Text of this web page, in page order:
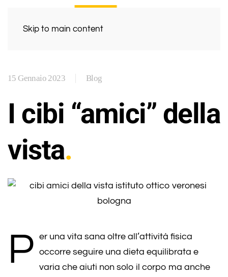
Skip to main content
15 Gennaio 2023 Blog
I cibi “amici” della
vista
P er una vita sana oltre all’attività fisica
occorre seguire una dieta equilibrata e
varia che aiuti non solo il corpo ma anche